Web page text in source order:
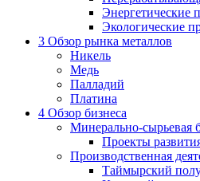
Энергетические
Экологические
3 Обзор рынка металлов
Никель
Медь
Палладий
Платина
4 Обзор бизнеса
Минерально-сырьевая
Проекты
Производственная
Таймырский